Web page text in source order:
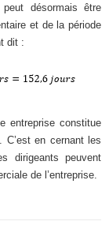
désormais être
et de la période
dit :
entreprise constitue
en cernant les
dirigeants peuvent
de l’entreprise.